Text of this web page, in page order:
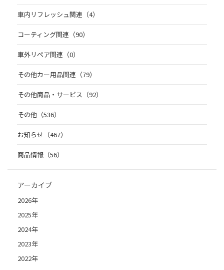
車内リフレッシュ関連（4）
コーティング関連（90）
車外リペア関連（0）
その他カー用品関連（79）
その他商品・サービス（92）
その他（536）
お知らせ（467）
商品情報（56）
アーカイブ
2026年
2025年
2024年
2023年
2022年